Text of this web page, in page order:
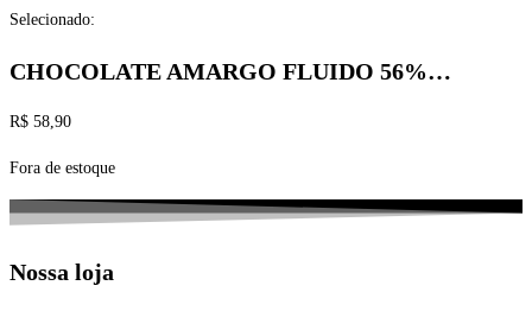
Selecionado:
CHOCOLATE AMARGO FLUIDO 56%…
R$ 58,90
Fora de estoque
Nossa loja